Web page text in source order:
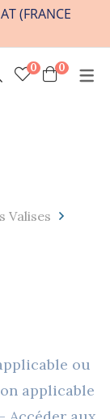
(FRANCE
0 0
Valises
ou
applicable